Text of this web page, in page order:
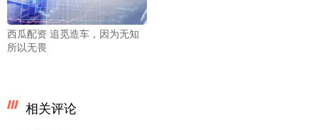
西瓜配资 追觅造车，因为无知
所以无畏
相关评论